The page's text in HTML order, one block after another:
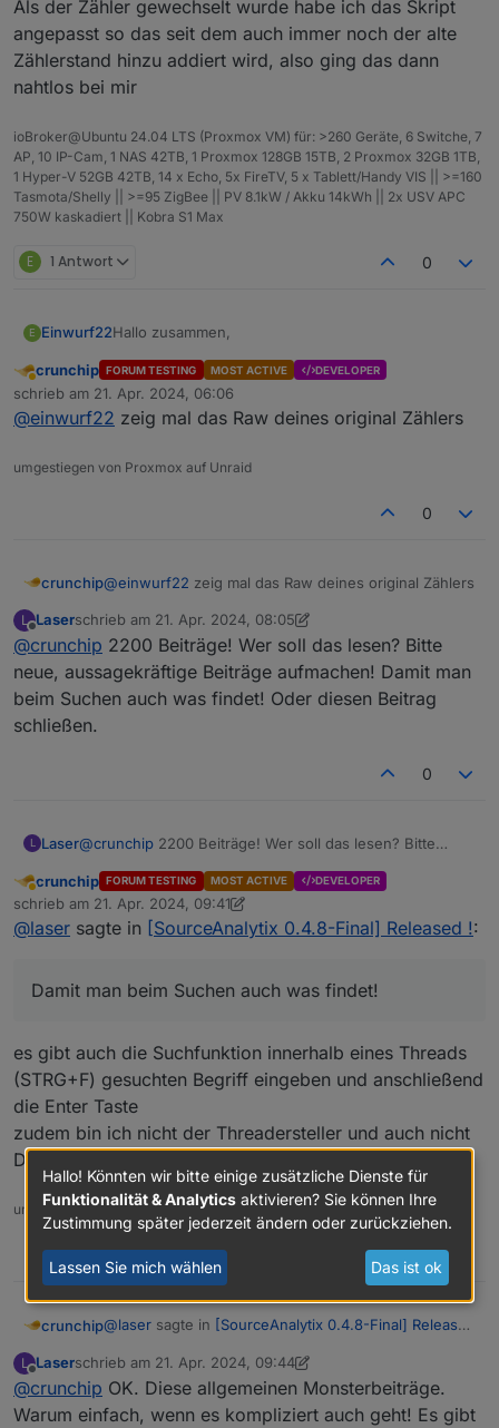
Als der Zähler gewechselt wurde habe ich das Skript
angepasst so das seit dem auch immer noch der alte
Zählerstand hinzu addiert wird, also ging das dann
nahtlos bei mir
ioBroker@Ubuntu 24.04 LTS (Proxmox VM) für: >260 Geräte, 6 Switche, 7
AP, 10 IP-Cam, 1 NAS 42TB, 1 Proxmox 128GB 15TB, 2 Proxmox 32GB 1TB,
1 Hyper-V 52GB 42TB, 14 x Echo, 5x FireTV, 5 x Tablett/Handy VIS || >=160
Tasmota/Shelly || >=95 ZigBee || PV 8.1kW / Akku 14kWh || 2x USV APC
750W kaskadiert || Kobra S1 Max
E 1 Antwort 0
E Einwurf22Hallo zusammen,
was für möglichkeiten gibt es bei einem
Zählerwechsel, was muss genau angepasst
werden? Wenn die neuen Werte getrackert werden
Kostenverbrauch.
LG
Abwesend
crunchip FORUM TESTING MOST ACTIVE DEVELOPER
schrieb am 21. Apr. 2024, 06:06
zuletzt editiert von
@einwurf22 zeig mal das Raw deines original Zählers
umgestiegen von Proxmox auf Unraid
0
crunchip@einwurf22 zeig mal das Raw deines original Zählers
L Laserschrieb am 21. Apr. 2024, 08:05
zuletzt editiert von Laser
@crunchip 2200 Beiträge! Wer soll das lesen? Bitte
neue, aussagekräftige Beiträge aufmachen! Damit man
beim Suchen auch was findet! Oder diesen Beitrag
schließen.
0
L Laser@crunchip 2200 Beiträge! Wer soll das lesen? Bitte
beim Suchen auch was findet! Oder diesen Beitrag
schließen.
Abwesend
crunchip FORUM TESTING MOST ACTIVE DEVELOPER
schrieb am 21. Apr. 2024, 09:41
zuletzt editiert von crunchip
@laser sagte in [SourceAnalytix 0.4.8-Final] Released !:
Damit man beim Suchen auch was findet!
es gibt auch die Suchfunktion innerhalb eines Threads
(STRG+F) gesuchten Begriff eingeben und anschließend
die Enter Taste
zudem bin ich nicht der Threadersteller und auch nicht
DEV dieses Adapters
umgestiegen von Proxmox auf Unraid
1
crunchip@laser sagte in [SourceAnalytix 0.4.8-Final] Released
Damit man beim Suchen auch was findet!
L Laserschrieb am 21. Apr. 2024, 09:44
zuletzt editiert von Laser
@crunchip OK. Diese allgemeinen Monsterbeiträge.
Warum einfach, wenn es kompliziert auch geht! Es gibt
Hallo! Könnten wir bitte einige zusätzliche Dienste für
Funktionalität & Analytics aktivieren? Sie können Ihre
Zustimmung später jederzeit ändern oder zurückziehen.
Lassen Sie mich wählen Das ist ok